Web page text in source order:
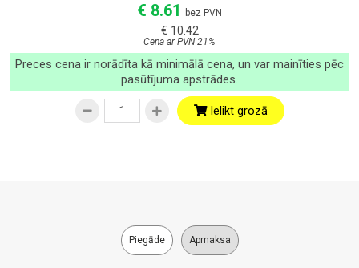
€ 8.61 bez PVN
€ 10.42
Cena ar PVN 21%
Preces cena ir norādīta kā minimālā cena, un var mainīties pēc
pasūtījuma apstrādes.
Ielikt grozā
Piegāde Apmaksa